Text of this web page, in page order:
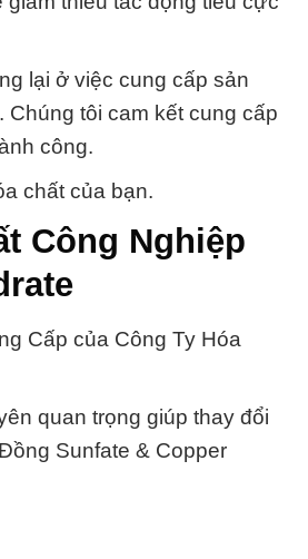
lại ở việc cung cấp sản
tôi cam kết cung cấp
công.
chất của bạn.
Công Nghiệp
Cấp của Công Ty Hóa
quan trọng giúp thay đổi
Sunfate & Copper